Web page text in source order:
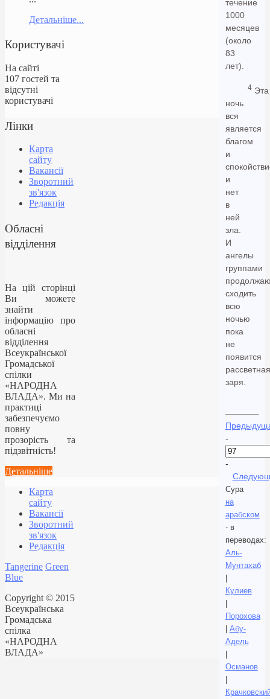
течение
1000
месяцев
(около
83
лет).
4 Эта
ночь
вся
является
благом
и
и
нет
в
ней
зла.
И
ангелы
группами
сходить
всю
ночью
пока
не
появится
рассветная
заря.
-
-
Сура
на
арабском
- в
переводах:
Аль-
Мунтахаб
|
Кулиев
|
Порохова
| Абу-
Адель
|
Османов
|
Детальніше...
Користувачі
На сайті
107 гостей та
відсутні
користувачі
Лінки
Карта
сайту
Вакансії
Зворотний
зв'язок
Редакція
Обласні
відділення
На цій сторінці
Ви можете
знайти
інформацію про
обласні
відділення
Всеукраїнської
Громадської
спілки
«НАРОДНА
ВЛАДА». Ми на
практиці
забезпечуємо
повну
прозорість та
підзвітність!
Детальніше
Карта
сайту
Вакансії
Зворотний
зв'язок
Редакція
Tangerine Green
Blue
Copyright © 2015
Всеукраїнська
Громадська
спілка
«НАРОДНА
ВЛАДА»